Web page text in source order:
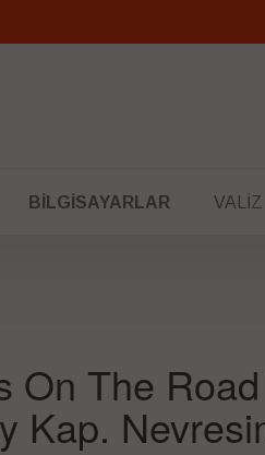
BILGISAYARLAR VALIZ
On The
Kap.